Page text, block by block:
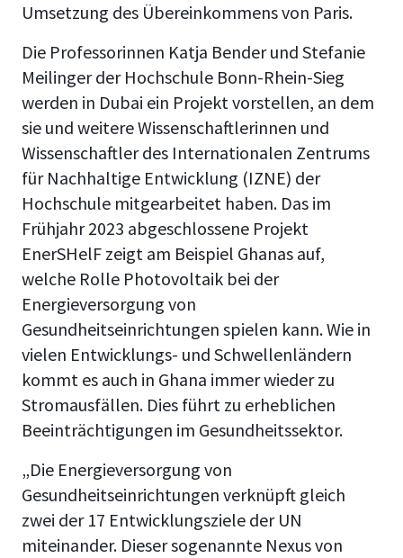
Umsetzung des Übereinkommens von Paris.
Die Professorinnen Katja Bender und Stefanie
Meilinger der Hochschule Bonn-Rhein-Sieg
werden in Dubai ein Projekt vorstellen, an dem
sie und weitere Wissenschaftlerinnen und
Wissenschaftler des Internationalen Zentrums
für Nachhaltige Entwicklung (IZNE) der
Hochschule mitgearbeitet haben. Das im
Frühjahr 2023 abgeschlossene Projekt
EnerSHelF zeigt am Beispiel Ghanas auf,
welche Rolle Photovoltaik bei der
Energieversorgung von
Gesundheitseinrichtungen spielen kann. Wie in
vielen Entwicklungs- und Schwellenländern
kommt es auch in Ghana immer wieder zu
Stromausfällen. Dies führt zu erheblichen
Beeinträchtigungen im Gesundheitssektor.
„Die Energieversorgung von
Gesundheitseinrichtungen verknüpft gleich
zwei der 17 Entwicklungsziele der UN
miteinander. Dieser sogenannte Nexus von